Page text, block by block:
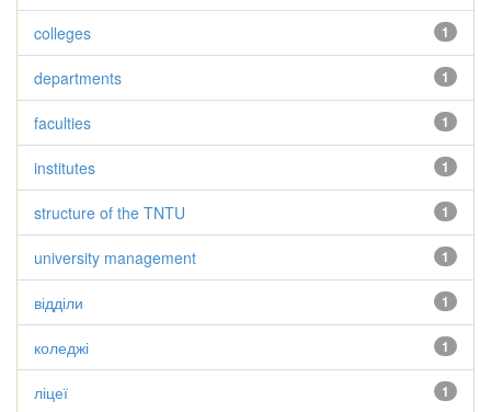
1
colleges
1
departments
1
faculties
1
institutes
1
structure of the TNTU
1
university management
1
відділи
1
коледжі
1
ліцеї